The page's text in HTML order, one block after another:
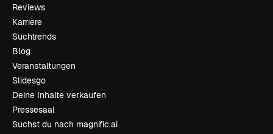
Reviews
Karriere
Suchtrends
Blog
Veranstaltungen
Slidesgo
Deine Inhalte verkaufen
Pressesaal
Suchst du nach magnific.ai